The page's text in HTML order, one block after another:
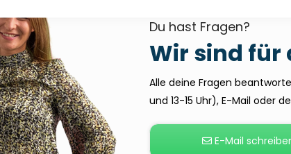
Du hast Fragen?
Wir sind für
Alle deine Fragen
und 13-15 Uhr), E-Mail oder
E-Mail